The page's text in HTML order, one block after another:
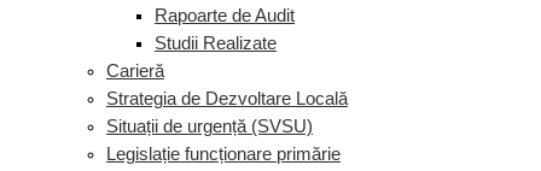
Rapoarte de Audit
Studii Realizate
Carieră
Strategia de Dezvoltare Locală
Situații de urgență (SVSU)
Legislație funcționare primărie